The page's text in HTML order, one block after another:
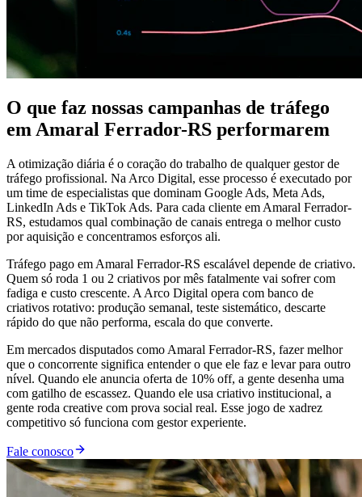
O que faz nossas campanhas de tráfego
em Amaral Ferrador-RS performarem
A otimização diária é o coração do trabalho de qualquer gestor de
tráfego profissional. Na Arco Digital, esse processo é executado por
um time de especialistas que dominam Google Ads, Meta Ads,
LinkedIn Ads e TikTok Ads. Para cada cliente em Amaral Ferrador-
RS, estudamos qual combinação de canais entrega o melhor custo
por aquisição e concentramos esforços ali.
Tráfego pago em Amaral Ferrador-RS escalável depende de criativo.
Quem só roda 1 ou 2 criativos por mês fatalmente vai sofrer com
fadiga e custo crescente. A Arco Digital opera com banco de
criativos rotativo: produção semanal, teste sistemático, descarte
rápido do que não performa, escala do que converte.
Em mercados disputados como Amaral Ferrador-RS, fazer melhor
que o concorrente significa entender o que ele faz e levar para outro
nível. Quando ele anuncia oferta de 10% off, a gente desenha uma
com gatilho de escassez. Quando ele usa criativo institucional, a
gente roda creative com prova social real. Esse jogo de xadrez
competitivo só funciona com gestor experiente.
Fale conosco